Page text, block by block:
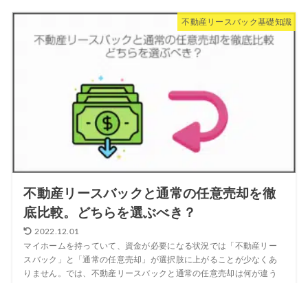
不動産リースバック基礎知識
不動産リースバックと通常の任意売却を徹
底比較。どちらを選ぶべき？
2022.12.01
マイホームを持っていて、資金が必要になる状況では「不動産リー
スバック」と「通常の任意売却」が選択肢に上がることが少なくあ
りません。では、不動産リースバックと通常の任意売却は何が違う